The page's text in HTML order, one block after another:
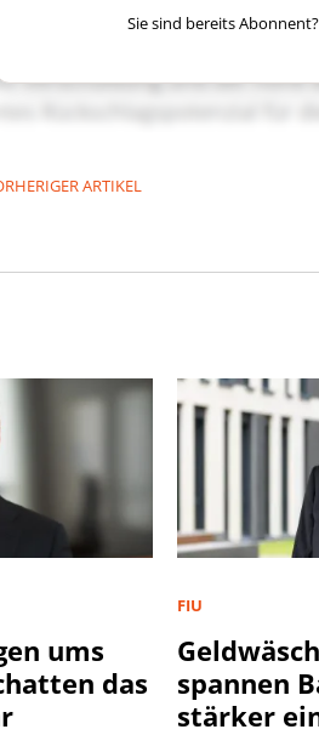
Sie sind bereits Abonnent?
ARTIKEL
ums
das
FIU
spannen
stärker